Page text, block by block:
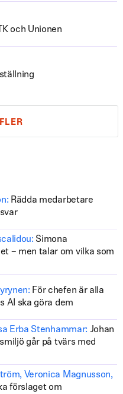
och Unionen
Rädda medarbetare
Simona
– men talar om vilka som
För chefen är alla
AI ska göra dem
Erba Stenhammar: Johan
går på tvärs med
Veronica Magnusson,
förslaget om